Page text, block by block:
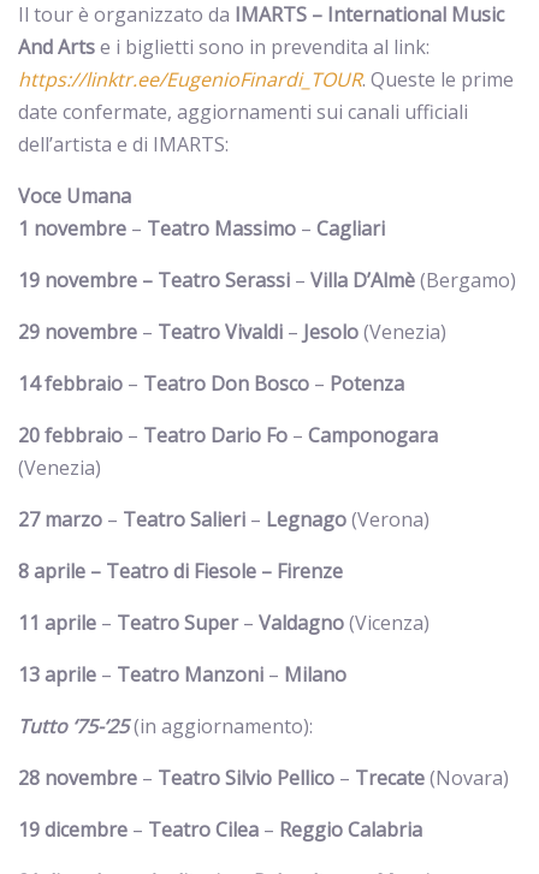
Il tour è organizzato da IMARTS – International Music
And Artse i biglietti sono in prevendita al link:
https://linktr.ee/EugenioFinardi_TOUR. Queste le prime
date confermate, aggiornamenti sui canali ufficiali
dell’artista e di IMARTS:
Voce Umana
1 novembre – Teatro Massimo – Cagliari
19 novembre – Teatro Serassi – Villa D’Almè(Bergamo)
29 novembre – Teatro Vivaldi – Jesolo(Venezia)
14 febbraio – Teatro Don Bosco – Potenza
20 febbraio – Teatro Dario Fo – Camponogara
(Venezia)
27 marzo – Teatro Salieri – Legnago(Verona)
8 aprile – Teatro di Fiesole – Firenze
11 aprile – Teatro Super– Valdagno(Vicenza)
13 aprile – Teatro Manzoni – Milano
Tutto ‘75-‘25(in aggiornamento):
28 novembre – Teatro Silvio Pellico – Trecate(Novara)
19 dicembre – Teatro Cilea – Reggio Calabria